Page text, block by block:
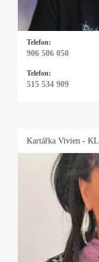
Telefon:
906 506 050
Telefon:
515 534 909
zeptá.
Kartářka Vivien -
Mariášové a
anděl. Ráda
otázku,